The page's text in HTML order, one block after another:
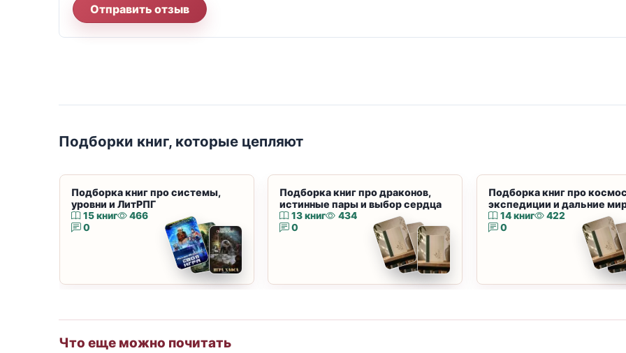
Отправить отзыв
Подборки книг, которые цепляют
Подборка книг про системы,
уровни и ЛитРПГ
15 книг
466
0
Подборка книг про драконов,
истинные пары и выбор сердца
13 книг
434
0
Подборка книг про
экспедиции и дальние
14 книг
422
0
Что еще можно почитать